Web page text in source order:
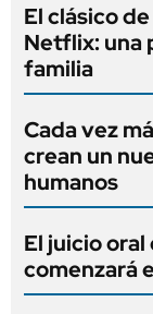
El clásico
Netflix: una
familia
Cada vez
crean un
humanos
El juicio
comenzará